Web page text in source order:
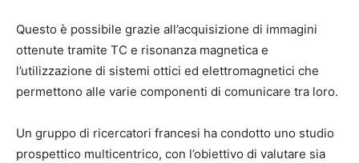
Questo è possibile grazie all’acquisizione di immagini
ottenute tramite TC e risonanza magnetica e
l’utilizzazione di sistemi ottici ed elettromagnetici che
permettono alle varie componenti di comunicare tra loro.
Un gruppo di ricercatori francesi ha condotto uno studio
prospettico multicentrico, con l’obiettivo di valutare sia